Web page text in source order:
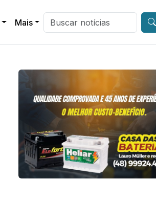
Mais